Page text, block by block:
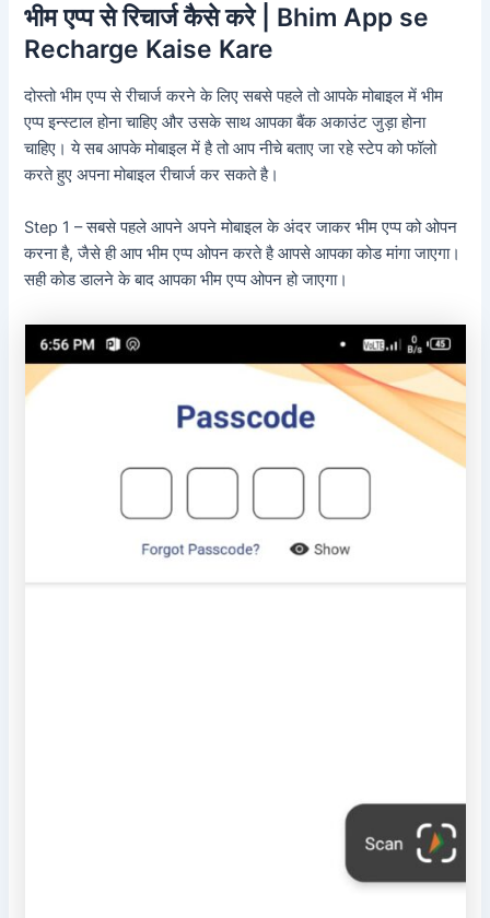
भीम एप्प से रिचार्ज कैसे करे | Bhim App se
Recharge Kaise Kare
दोस्तो भीम एप्प से रीचार्ज करने के लिए सबसे पहले तो आपके मोबाइल में भीम
एप्प इन्स्टाल होना चाहिए और उसके साथ आपका बैंक अकाउंट जुड़ा होना
चाहिए। ये सब आपके मोबाइल में है तो आप नीचे बताए जा रहे स्टेप को फॉलो
करते हुए अपना मोबाइल रीचार्ज कर सकते है।
Step 1 – सबसे पहले आपने अपने मोबाइल के अंदर जाकर भीम एप्प को ओपन
करना है, जैसे ही आप भीम एप्प ओपन करते है आपसे आपका कोड मांगा जाएगा।
सही कोड डालने के बाद आपका भीम एप्प ओपन हो जाएगा।